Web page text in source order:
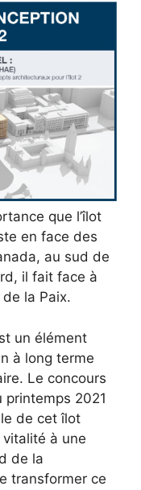
que l’îlot
en face des
au sud de
il fait face à
la Paix.
un élément
à long terme
Le concours
2021
de cet îlot
à une
de la
transformer ce